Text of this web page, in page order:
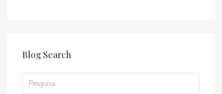
Blog Search